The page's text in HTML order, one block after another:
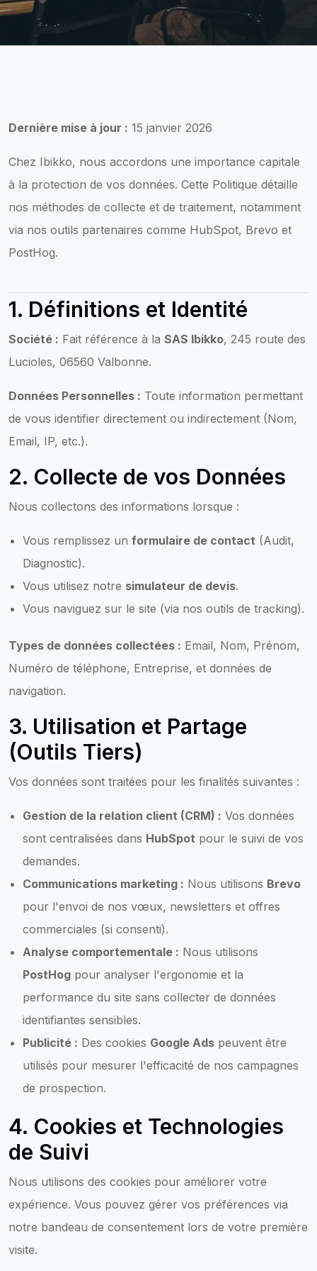
Dernière mise à jour : 15 janvier 2026
Chez Ibikko, nous accordons une importance capitale
à la protection de vos données. Cette Politique détaille
nos méthodes de collecte et de traitement, notamment
via nos outils partenaires comme HubSpot, Brevo et
PostHog.
1. Définitions et Identité
Société : Fait référence à la SAS Ibikko, 245 route des
Lucioles, 06560 Valbonne.
Données Personnelles : Toute information permettant
de vous identifier directement ou indirectement (Nom,
Email, IP, etc.).
2. Collecte de vos Données
Nous collectons des informations lorsque :
Vous remplissez un formulaire de contact (Audit,
Diagnostic).
Vous utilisez notre simulateur de devis.
Vous naviguez sur le site (via nos outils de tracking).
Types de données collectées : Email, Nom, Prénom,
Numéro de téléphone, Entreprise, et données de
navigation.
3. Utilisation et Partage
(Outils Tiers)
Vos données sont traitées pour les finalités suivantes :
Gestion de la relation client (CRM) : Vos données
sont centralisées dans HubSpot pour le suivi de vos
demandes.
Communications marketing : Nous utilisons Brevo
pour l'envoi de nos vœux, newsletters et offres
commerciales (si consenti).
Analyse comportementale : Nous utilisons
PostHog pour analyser l'ergonomie et la
performance du site sans collecter de données
identifiantes sensibles.
Publicité : Des cookies Google Ads peuvent être
utilisés pour mesurer l'efficacité de nos campagnes
de prospection.
4. Cookies et Technologies
de Suivi
Nous utilisons des cookies pour améliorer votre
expérience. Vous pouvez gérer vos préférences via
notre bandeau de consentement lors de votre première
visite.